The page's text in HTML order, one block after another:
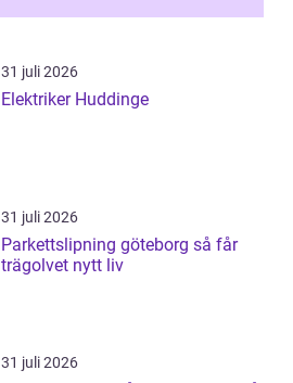
31 juli 2026
Elektriker Huddinge
31 juli 2026
Parkettslipning göteborg så får
trägolvet nytt liv
31 juli 2026